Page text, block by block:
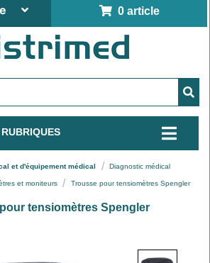
0 article
et d'équipement médical Diagnostic médical
et moniteurs Trousse pour tensiomètres Spengler
tensiomètres Spengler